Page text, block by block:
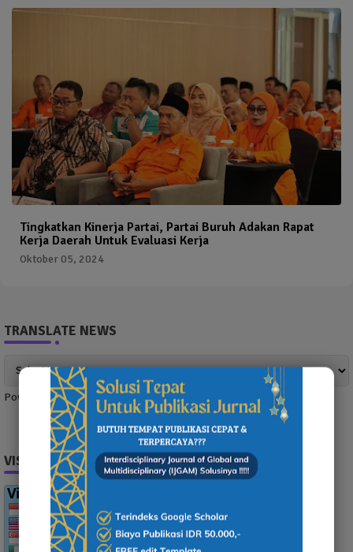
Tingkatkan Kinerja Partai, Partai Buruh Adakan Rapat
Kerja Daerah Untuk Evaluasi Kerja
Oktober 05, 2024
TRANSLATE NEWS
Powered by Translate
VISITOR